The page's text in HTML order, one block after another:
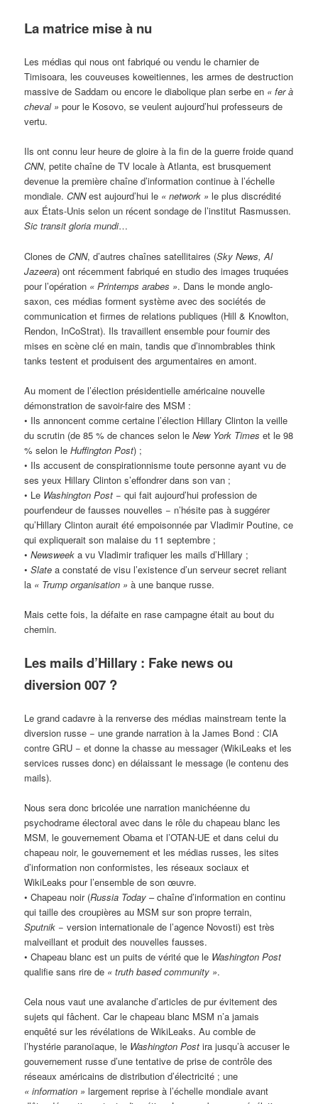
La matrice mise à nu
Les médias qui nous ont fabriqué ou vendu le charnier de
Timisoara, les couveuses koweitiennes, les armes de destruction
massive de Saddam ou encore le diabolique plan serbe en «fer à
cheval » pour le Kosovo, se veulent aujourd’hui professeurs de
vertu.
Ils ont connu leur heure de gloire à la fin de la guerre froide quand
CNN, petite chaîne de TV locale à Atlanta, est brusquement
devenue la première chaîne d’information continue à l’échelle
mondiale.CNNest aujourd’hui le « network » le plus discrédité
aux États-Unis selon un récent sondage de l’institut Rasmussen.
Sic transit gloria mundi…
Clones deCNN, d’autres chaînes satellitaires (Sky News, Al
Jazeera) ont récemment fabriqué en studio des images truquées
pour l’opération «Printemps arabes ». Dans le monde anglo-
saxon, ces médias forment système avec des sociétés de
communication et firmes de relations publiques (Hill & Knowlton,
Rendon, InCoStrat). Ils travaillent ensemble pour fournir des
mises en scène clé en main, tandis que d’innombrables think
tanks testent et produisent des argumentaires en amont.
Au moment de l’élection présidentielle américaine nouvelle
démonstration de savoir-faire des MSM :
• Ils annoncent comme certaine l’élection Hillary Clinton la veille
du scrutin (de 85 % de chances selon leNew York Times et le 98
% selon leHuffington Post) ;
• Ils accusent de conspirationnisme toute personne ayant vu de
ses yeux Hillary Clinton s’effondrer dans son van ;
• Le Washington Post − qui fait aujourd’hui profession de
pourfendeur de fausses nouvelles − n’hésite pas à suggérer
qu’Hillary Clinton aurait été empoisonnée par Vladimir Poutine, ce
qui expliquerait son malaise du 11 septembre ;
•Newsweek a vu Vladimir trafiquer les mails d’Hillary ;
•Slate a constaté de visu l’existence d’un serveur secret reliant
la « Trump organisation » à une banque russe.
Mais cette fois, la défaite en rase campagne était au bout du
chemin.
Les mails d’Hillary : Fake news ou
diversion 007 ?
Le grand cadavre à la renverse des médias mainstream tente la
diversion russe − une grande narration à la James Bond : CIA
contre GRU − et donne la chasse au messager (WikiLeaks et les
services russes donc) en délaissant le message (le contenu des
mails).
Nous sera donc bricolée une narration manichéenne du
psychodrame électoral avec dans le rôle du chapeau blanc les
MSM, le gouvernement Obama et l’OTAN-UE et dans celui du
chapeau noir, le gouvernement et les médias russes, les sites
d’information non conformistes, les réseaux sociaux et
WikiLeaks pour l’ensemble de son œuvre.
• Chapeau noir (Russia Today – chaîne d’information en continu
qui taille des croupières au MSM sur son propre terrain,
Sputnik − version internationale de l’agence Novosti) est très
malveillant et produit des nouvelles fausses.
• Chapeau blanc est un puits de vérité que le Washington Post
qualifie sans rire de «truth based community ».
Cela nous vaut une avalanche d’articles de pur évitement des
sujets qui fâchent. Car le chapeau blanc MSM n’a jamais
enquêté sur les révélations de WikiLeaks. Au comble de
l’hystérie paranoïaque, le Washington Post ira jusqu’à accuser le
gouvernement russe d’une tentative de prise de contrôle des
réseaux américains de distribution d’électricité ; une
«information » largement reprise à l’échelle mondiale avant